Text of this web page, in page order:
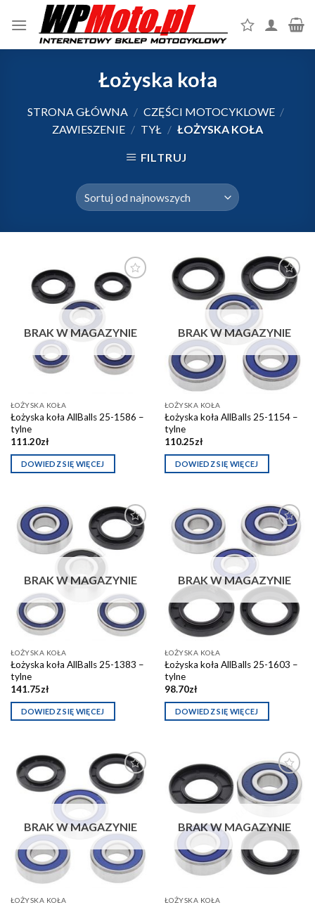
Łożyska koła
STRONA GŁÓWNA / CZĘŚCI MOTOCYKLOWE /
ZAWIESZENIE / TYŁ / ŁOŻYSKA KOŁA
FILTRUJ
BRAK W MAGAZYNIE
ŁOŻYSKA KOŁA
Łożyska koła AllBalls 25-1586 –
tylne
111.20zł
DOWIEDZ SIĘ WIĘCEJ
BRAK W MAGAZYNIE
ŁOŻYSKA KOŁA
Łożyska koła AllBalls 25-1154 –
tylne
110.25zł
DOWIEDZ SIĘ WIĘCEJ
BRAK W MAGAZYNIE
ŁOŻYSKA KOŁA
Łożyska koła AllBalls 25-1383 –
tylne
141.75zł
DOWIEDZ SIĘ WIĘCEJ
BRAK W MAGAZYNIE
ŁOŻYSKA KOŁA
Łożyska koła AllBalls 25-1603 –
tylne
98.70zł
DOWIEDZ SIĘ WIĘCEJ
BRAK W MAGAZYNIE
ŁOŻYSKA KOŁA
BRAK W MAGAZYNIE
ŁOŻYSKA KOŁA